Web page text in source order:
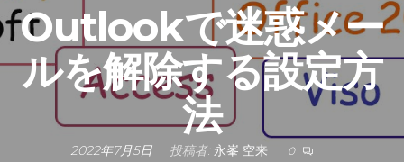
Outlookで迷惑メー
ルを解除する設定方
法
2022年7月5日 投稿者:永峯 空来 0